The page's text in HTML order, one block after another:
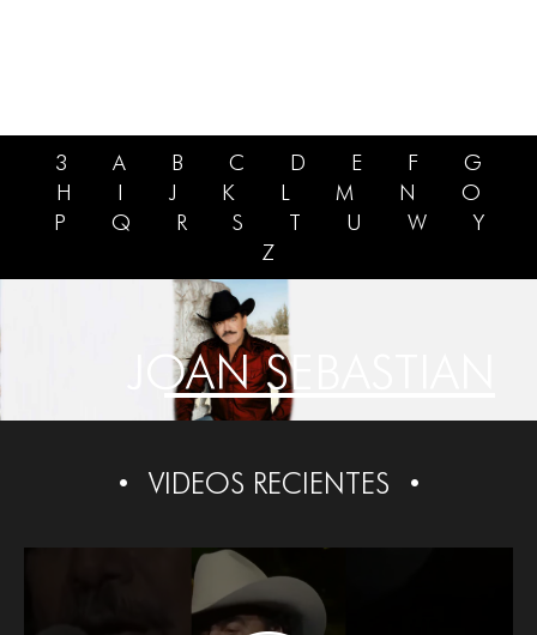
3 A B C D E F
G
H
I J K L M N
O
P
Q R S T U W
Y
Z
JOAN SEBASTIAN
VIDEOS RECIENTES